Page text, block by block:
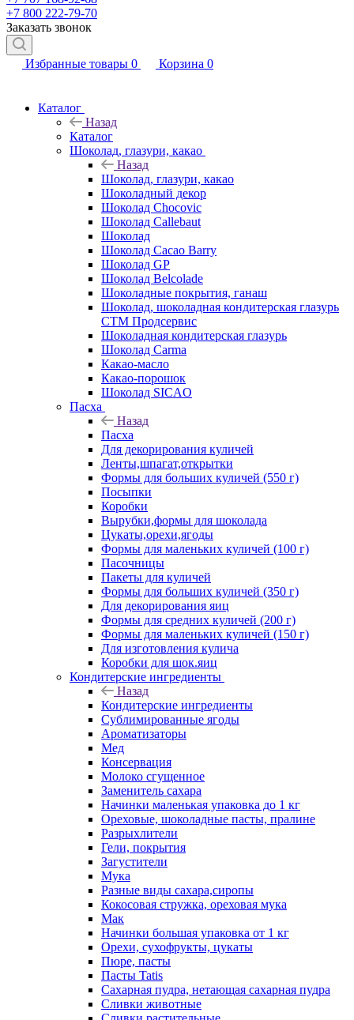
+7 800 222-79-70
Заказать звонок
Избранные товары 0 Корзина 0
Каталог
Назад
Каталог
Шоколад, глазури, какао
Назад
Шоколад, глазури, какао
Шоколадный декор
Шоколад Chocovic
Шоколад Callebaut
Шоколад
Шоколад Cacao Barry
Шоколад GP
Шоколад Belcolade
Шоколадные покрытия, ганаш
Шоколад, шоколадная кондитерская глазурь
СТМ Продсервис
Шоколадная кондитерская глазурь
Шоколад Carma
Какао-масло
Какао-порошок
Шоколад SICAO
Пасха
Назад
Пасха
Для декорирования куличей
Ленты,шпагат,открытки
Формы для больших куличей (550 г)
Посыпки
Коробки
Вырубки,формы для шоколада
Цукаты,орехи,ягоды
Формы для маленьких куличей (100 г)
Пасочницы
Пакеты для куличей
Формы для больших куличей (350 г)
Для декорирования яиц
Формы для средних куличей (200 г)
Формы для маленьких куличей (150 г)
Для изготовления кулича
Коробки для шок.яиц
Кондитерские ингредиенты
Назад
Кондитерские ингредиенты
Сублимированные ягоды
Ароматизаторы
Мед
Консервация
Молоко сгущенное
Заменитель сахара
Начинки маленькая упаковка до 1 кг
Ореховые, шоколадные пасты, пралине
Разрыхлители
Гели, покрытия
Загустители
Мука
Разные виды сахара,сиропы
Кокосовая стружка, ореховая мука
Мак
Начинки большая упаковка от 1 кг
Орехи, сухофрукты, цукаты
Пюре, пасты
Пасты Tatis
Сахарная пудра, нетающая сахарная пудра
Сливки животные